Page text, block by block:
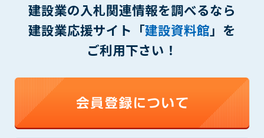
建設業の入札関連情報を調べるなら
建設業応援サイト「建設資料館」を
ご利用下さい！
恐れのあるものは、会員の承諾なく削除できるものとします。
(1) 登録されている情報が、第6条の定める禁止事項に該当する
と管理者が、判断した場合
(2) 建設資料館の運営および保守管理上、必要と判断した場合
(4) その他、管理者が不適当と判断した場合
第8条（サービスの変更・中止等）
管理者は、会員の承諾なく、本サービス内容の変更(新規追加、